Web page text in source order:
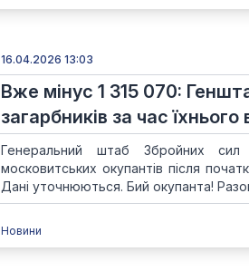
16.04.2026 13:03
Вже мінус 1 315 070:
загарбників за час
Генеральний штаб Збройних
московитських окупантів після
Дані уточнюються. Бий окупанта!
Новини